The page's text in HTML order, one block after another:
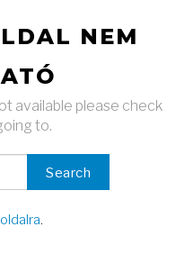
NEM
available please check
to.
Search
.